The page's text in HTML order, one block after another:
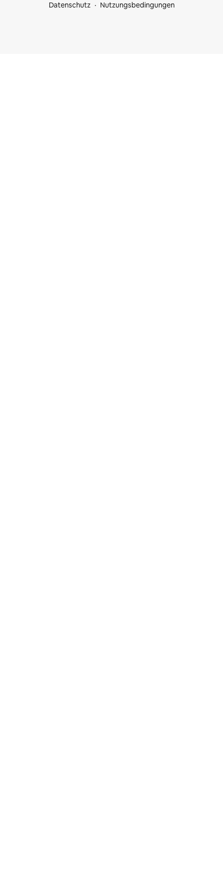
Datenschutz
Nutzungsbedingungen